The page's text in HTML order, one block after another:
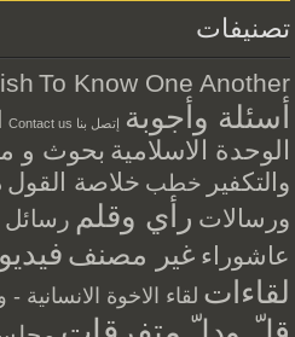
تصنيفات
To Know One Another
أسئلة وأجوبة إتصل بنا Contact us
الوحدة الاسلامية بحوث و
والتكفير خطب خلاصة القول
ورسالات رأي وقلم رسائل
عاشوراء غير مصنف
لقاءات لقاء الاخوة الانسانية -